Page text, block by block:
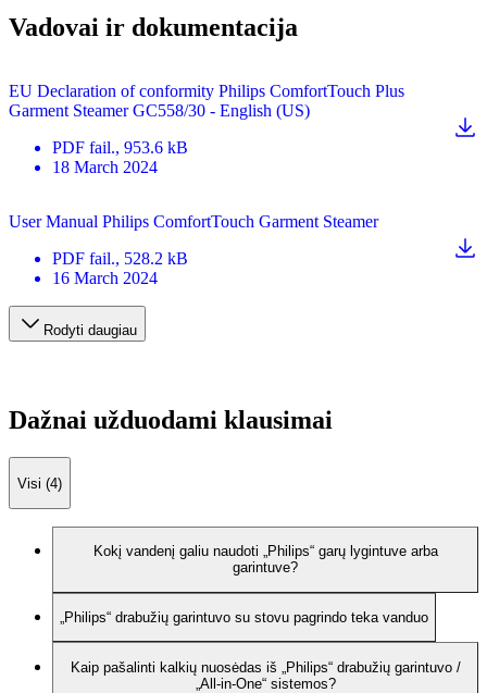
Vadovai ir dokumentacija
EU Declaration of conformity Philips ComfortTouch Plus
Garment Steamer GC558/30 - English (US)
PDF fail., 953.6 kB
18 March 2024
User Manual Philips ComfortTouch Garment Steamer
PDF fail., 528.2 kB
16 March 2024
Rodyti daugiau
Dažnai užduodami klausimai
Visi (4)
Kokį vandenį galiu naudoti „Philips“ garų lygintuve arba
garintuve?
„Philips“ drabužių garintuvo su stovu pagrindo teka vanduo
Kaip pašalinti kalkių nuosėdas iš „Philips“ drabužių garintuvo /
„All-in-One“ sistemos?